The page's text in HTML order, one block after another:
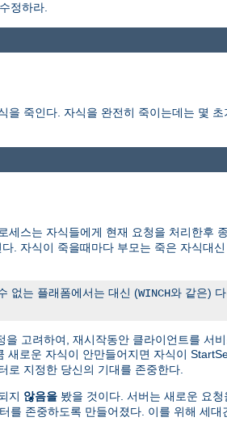
정하라.
을 죽인다. 자식을 완전히 죽이는데는 몇
세스는 자식들에게 현재 요청을 처리한후
. 자식이 죽을때마다 부모는 죽은 자식대
없는 플래폼에서는 대신 (WINCH와 같은)
고려하여, 재시작동안 클라이언트를 서
새로운 자식이 안만들어지면 자식이
로 지정한 당신의 기대를 존중한다.
지 않음을 봤을 것이다. 서버는 새로운 요
를 존중하도록 만들어졌다. 이를 위해 세대